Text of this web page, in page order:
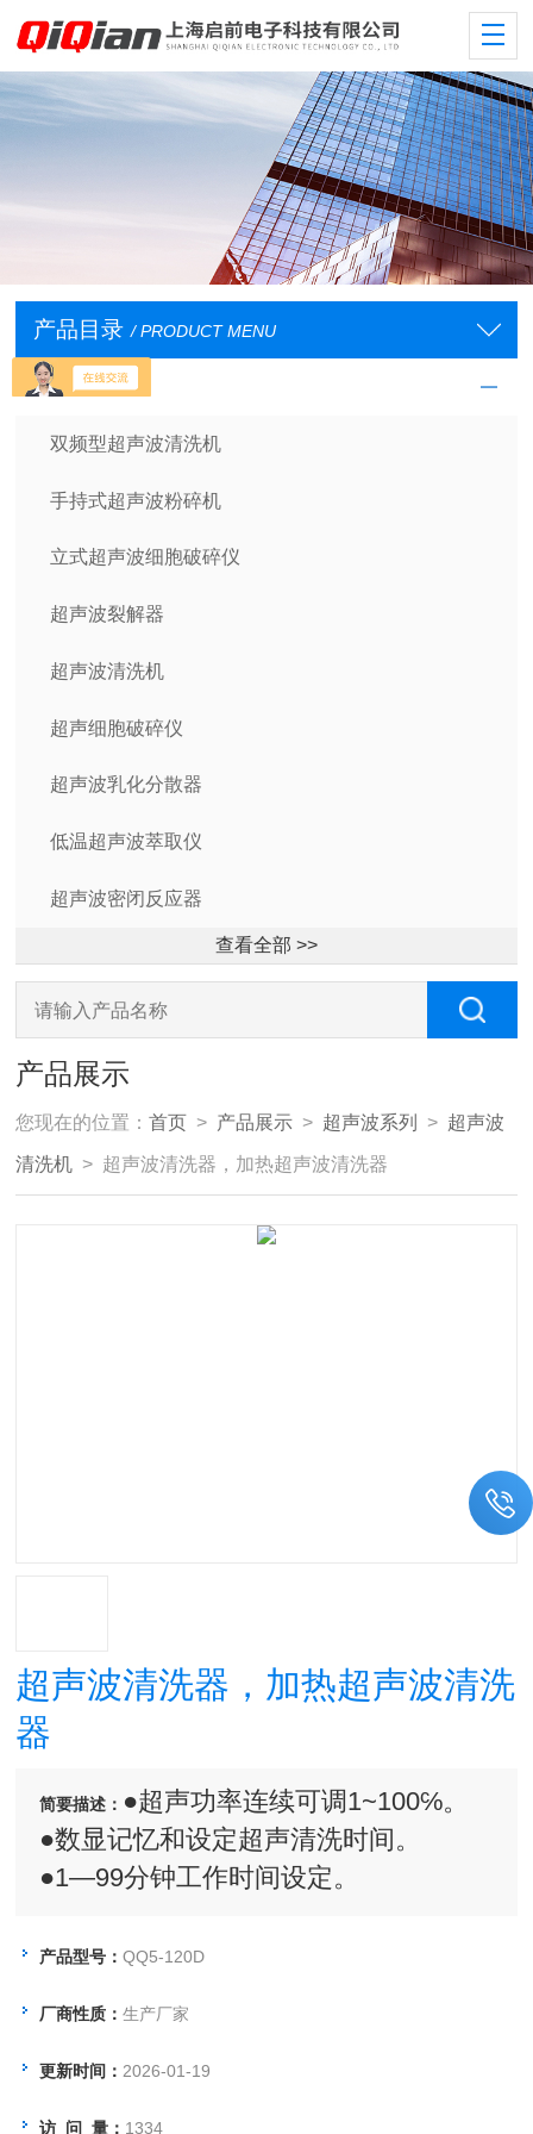
产品目录 / PRODUCT MENU
超声波系列
双频型超声波清洗机
手持式超声波粉碎机
立式超声波细胞破碎仪
超声波裂解器
超声波清洗机
超声细胞破碎仪
超声波乳化分散器
低温超声波萃取仪
超声波密闭反应器
查看全部 >>
产品展示
您现在的位置：首页 > 产品展示 > 超声波系列 > 超声波
清洗机 > 超声波清洗器，加热超声波清洗器
超声波清洗器，加热超声波清洗
器
简要描述： ●超声功率连续可调1~100℅。
●数显记忆和设定超声清洗时间。
●1—99分钟工作时间设定。
●仪器的操作程序采用单片机软件。
板。
产品型号：QQ5-120D
厂商性质：生产厂家
更新时间： 2026-01-19
访 问 量： 1334